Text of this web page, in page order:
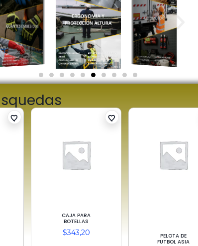
CAJA PARA
BOTELLAS
$343,20
PELOTA DE
FUTBOL ASIA